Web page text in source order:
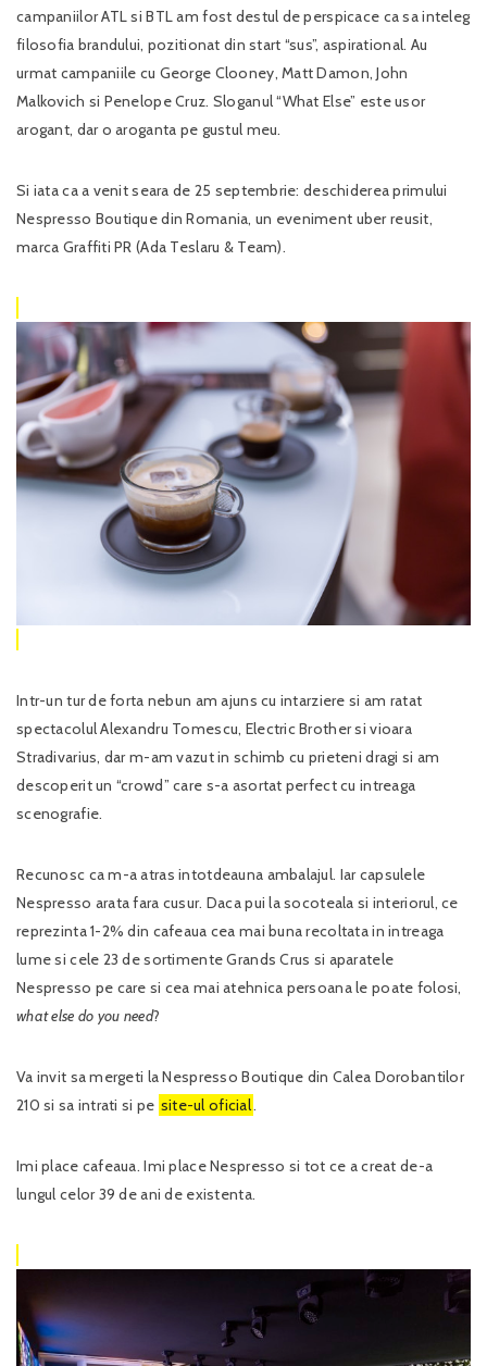
campaniilor ATL si BTL am fost destul de perspicace ca sa inteleg
filosofia brandului, pozitionat din start “sus”, aspirational. Au
urmat campaniile cu George Clooney, Matt Damon, John
Malkovich si Penelope Cruz. Sloganul “What Else” este usor
arogant, dar o aroganta pe gustul meu.
Si iata ca a venit seara de 25 septembrie: deschiderea primului
Nespresso Boutique din Romania, un eveniment uber reusit,
marca Graffiti PR (Ada Teslaru & Team).
Intr-un tur de forta nebun am ajuns cu intarziere si am ratat
spectacolul Alexandru Tomescu, Electric Brother si vioara
Stradivarius, dar m-am vazut in schimb cu prieteni dragi si am
descoperit un “crowd” care s-a asortat perfect cu intreaga
scenografie.
Recunosc ca m-a atras intotdeauna ambalajul. Iar capsulele
Nespresso arata fara cusur. Daca pui la socoteala si interiorul, ce
reprezinta 1-2% din cafeaua cea mai buna recoltata in intreaga
lume si cele 23 de sortimente Grands Crus si aparatele
Nespresso pe care si cea mai atehnica persoana le poate folosi,
what else do you need?
Va invit sa mergeti la Nespresso Boutique din Calea Dorobantilor
210 si sa intrati si pe site-ul oficial.
Imi place cafeaua. Imi place Nespresso si tot ce a creat de-a
lungul celor 39 de ani de existenta.